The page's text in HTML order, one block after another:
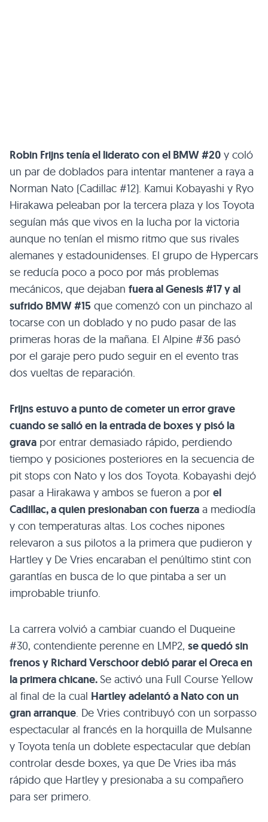
Robin Frijns tenía el liderato con el BMW #20 y coló
un par de doblados para intentar mantener a raya a
Norman Nato (Cadillac #12). Kamui Kobayashi y Ryo
Hirakawa peleaban por la tercera plaza y los Toyota
seguían más que vivos en la lucha por la victoria
aunque no tenían el mismo ritmo que sus rivales
alemanes y estadounidenses. El grupo de Hypercars
se reducía poco a poco por más problemas
mecánicos, que dejaban fuera al Genesis #17 y al
sufrido BMW #15 que comenzó con un pinchazo al
tocarse con un doblado y no pudo pasar de las
primeras horas de la mañana. El Alpine #36 pasó
por el garaje pero pudo seguir en el evento tras
dos vueltas de reparación.
Frijns estuvo a punto de cometer un error grave
cuando se salió en la entrada de boxes y pisó la
grava por entrar demasiado rápido, perdiendo
tiempo y posiciones posteriores en la secuencia de
pit stops con Nato y los dos Toyota. Kobayashi dejó
pasar a Hirakawa y ambos se fueron a por el
Cadillac, a quien presionaban con fuerza a mediodía
y con temperaturas altas. Los coches nipones
relevaron a sus pilotos a la primera que pudieron y
Hartley y De Vries encaraban el penúltimo stint con
garantías en busca de lo que pintaba a ser un
improbable triunfo.
La carrera volvió a cambiar cuando el Duqueine
#30, contendiente perenne en LMP2, se quedó sin
frenos y Richard Verschoor debió parar el Oreca en
la primera chicane.Se activó una Full Course Yellow
al final de la cual Hartley adelantó a Nato con un
gran arranque. De Vries contribuyó con un sorpasso
espectacular al francés en la horquilla de Mulsanne
y Toyota tenía un doblete espectacular que debían
controlar desde boxes, ya que De Vries iba más
rápido que Hartley y presionaba a su compañero
para ser primero.